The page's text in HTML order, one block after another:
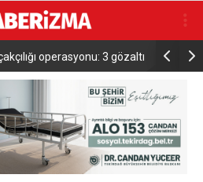
operasyonu: 3 gözaltı Başkan
hizmete